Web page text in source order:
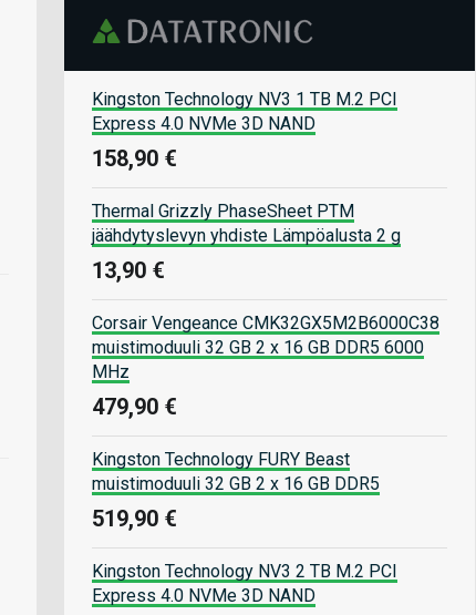
Kingston Technology NV3 1 TB M.2 PCI
Express 4.0 NVMe 3D NAND
158,90 €
Thermal Grizzly PhaseSheet PTM
jäähdytyslevyn yhdiste Lämpöalusta 2 g
13,90 €
Corsair Vengeance CMK32GX5M2B6000C38
muistimoduuli 32 GB 2 x 16 GB DDR5 6000
MHz
479,90 €
Kingston Technology FURY Beast
muistimoduuli 32 GB 2 x 16 GB DDR5
519,90 €
Kingston Technology NV3 2 TB M.2 PCI
Express 4.0 NVMe 3D NAND